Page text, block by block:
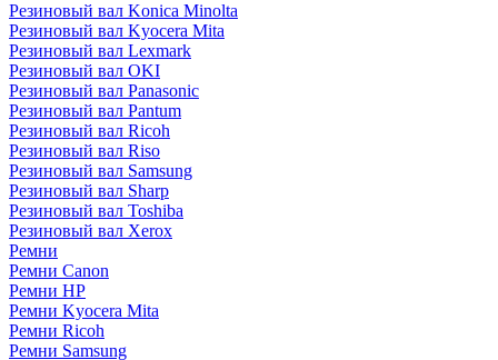
Резиновый вал Konica Minolta
Резиновый вал Kyocera Mita
Резиновый вал Lexmark
Резиновый вал OKI
Резиновый вал Panasonic
Резиновый вал Pantum
Резиновый вал Ricoh
Резиновый вал Riso
Резиновый вал Samsung
Резиновый вал Sharp
Резиновый вал Toshiba
Резиновый вал Xerox
Ремни
Ремни Canon
Ремни HP
Ремни Kyocera Mita
Ремни Ricoh
Ремни Samsung